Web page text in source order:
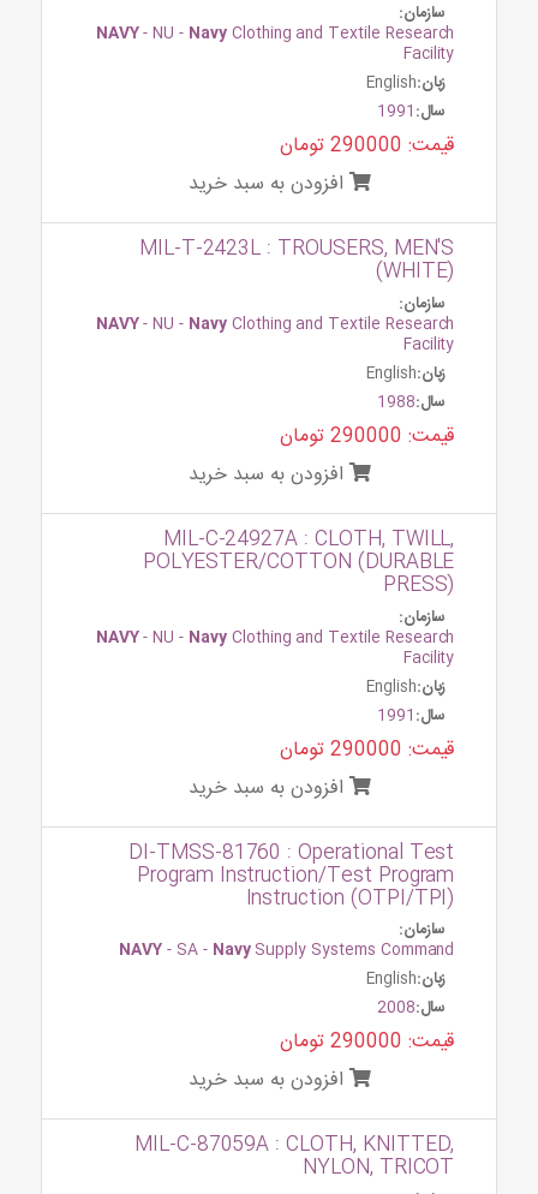
سازمان:
NAVY- NU - NavyClothing and Textile Research
Facility
زبان:English
سال:1991
قیمت: 290000 تومان
افزودن به سبد خرید
MIL-T-2423L : TROUSERS, MEN'S
(WHITE)
سازمان:
NAVY- NU - NavyClothing and Textile Research
Facility
زبان:English
سال:1988
قیمت: 290000 تومان
افزودن به سبد خرید
MIL-C-24927A : CLOTH, TWILL,
POLYESTER/COTTON (DURABLE
PRESS)
سازمان:
NAVY- NU - NavyClothing and Textile Research
Facility
زبان:English
سال:1991
قیمت: 290000 تومان
افزودن به سبد خرید
DI-TMSS-81760 : Operational Test
Program Instruction/Test Program
Instruction (OTPI/TPI)
سازمان:
NAVY- SA - NavySupply Systems Command
زبان:English
سال:2008
قیمت: 290000 تومان
افزودن به سبد خرید
MIL-C-87059A : CLOTH, KNITTED,
NYLON, TRICOT